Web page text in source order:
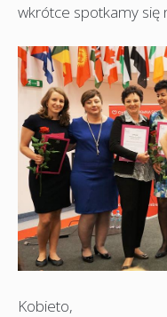
wkrótce spotkamy się
Kobieto,